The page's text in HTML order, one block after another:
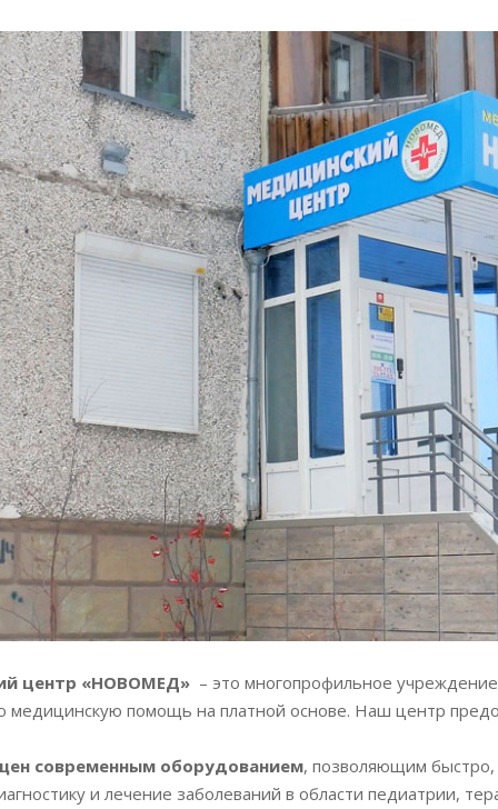
центр «НОВОМЕД» – это многопрофильное
медицинскую помощь на платной основе. Наш центр
современным оборудованием, позволяющим
и лечение заболеваний в области педиатрии,